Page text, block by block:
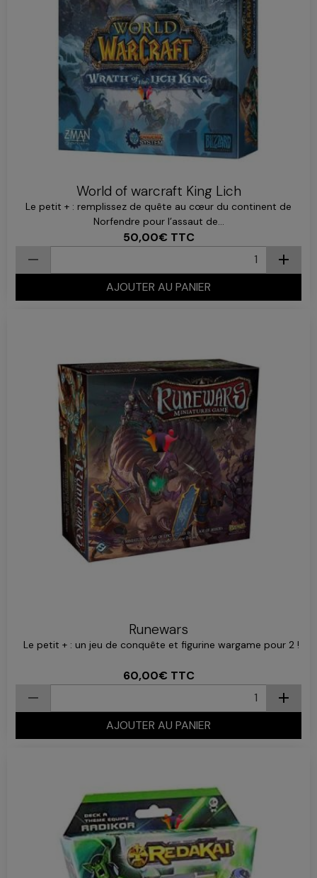
World of warcraft King Lich
Le petit + : remplissez de quête au cœur du continent de
Norfendre pour l’assaut de...
50,00€ TTC
AJOUTER AU PANIER
Runewars
Le petit + : un jeu de conquête et figurine wargame pour 2 !
60,00€ TTC
AJOUTER AU PANIER